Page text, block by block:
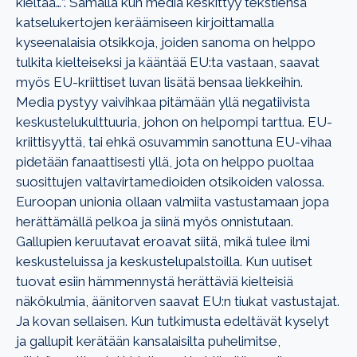
katselukertojen keräämiseen kirjoittamalla
kyseenalaisia otsikkoja, joiden sanoma on helppo
tulkita kielteiseksi ja kääntää EU:ta vastaan, saavat
myös EU-kriittiset luvan lisätä bensaa liekkeihin.
Media pystyy vaivihkaa pitämään yllä negatiivista
keskustelukulttuuria, johon on helpompi tarttua. EU-
kriittisyyttä, tai ehkä osuvammin sanottuna EU-vihaa
pidetään fanaattisesti yllä, jota on helppo puoltaa
suosittujen valtavirtamedioiden otsikoiden valossa.
Euroopan unionia ollaan valmiita vastustamaan jopa
herättämällä pelkoa ja siinä myös onnistutaan.
Gallupien keruutavat eroavat siitä, mikä tulee ilmi
keskusteluissa ja keskustelupalstoilla. Kun uutiset
tuovat esiin hämmennystä herättäviä kielteisiä
näkökulmia, äänitorven saavat EU:n tiukat vastustajat.
Ja kovan sellaisen. Kun tutkimusta edeltävät kyselyt
ja gallupit kerätään kansalaisilta puhelimitse,